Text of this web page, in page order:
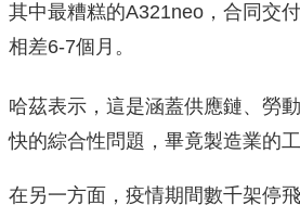
其中最糟糕的A321neo，合同交
相差6-7個月。
哈茲表示，這是涵蓋供應鏈、勞
快的綜合性問題，畢竟製造業的
在另一方面，疫情期間數千架停